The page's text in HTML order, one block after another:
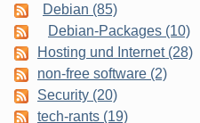
Debian (85)
Debian-Packages (10)
Hosting und Internet (28)
non-free software (2)
Security (20)
tech-rants (19)